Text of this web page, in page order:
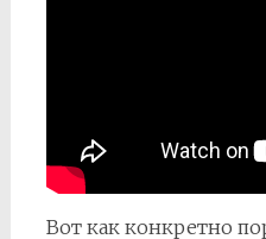
Вот как конкретно